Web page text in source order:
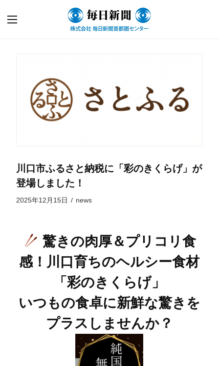
川口市ふるさと納税に「彩のきくらげ」が
登場しました！
2025年12月15日 / news
驚きの肉厚＆プリコリ食
感！川口育ちのヘルシー食材
「彩のきくらげ」
いつもの食卓に新鮮な驚きを
プラスしませんか？